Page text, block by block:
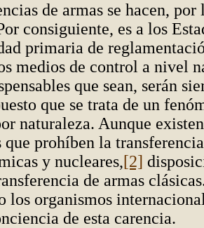
de armas se hacen,
consiguiente, es a los
primaria de
medios de control a nivel
que sean, serán
que se trata de un
naturaleza. Aunque
prohíben la
y nucleares,[2]
de armas
los organismos
de esta carencia.